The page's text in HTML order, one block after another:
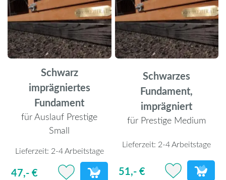
Schwarz
imprägniertes
Fundament
für Auslauf Prestige
Small
Lieferzeit: 2-4 Arbeitstage
47,- €
Schwarzes
Fundament,
imprägniert
für Prestige Medium
Lieferzeit: 2-4 Arbeitstage
51,- €